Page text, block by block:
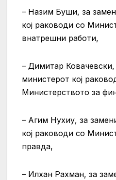
– Назим Буши, за
кој раководи со
внатрешни работи,
– Димитар
министерот кој
Министерството за
– Агим Нухиу, за
кој раководи со
правда,
– Илхан Рахман, за